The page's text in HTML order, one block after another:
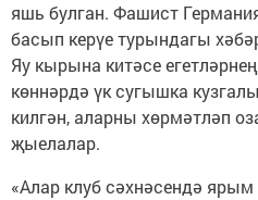
яшь булган. Фашист
басып керүе турындагы
Яу кырына китәсе
көннәрдә үк сугышка
килгән, аларны хөрмәтләп
җыелалар.
«Алар клуб сәхнәсендә